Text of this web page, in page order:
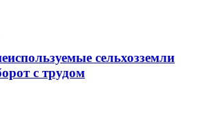
сельхозземли
с трудом